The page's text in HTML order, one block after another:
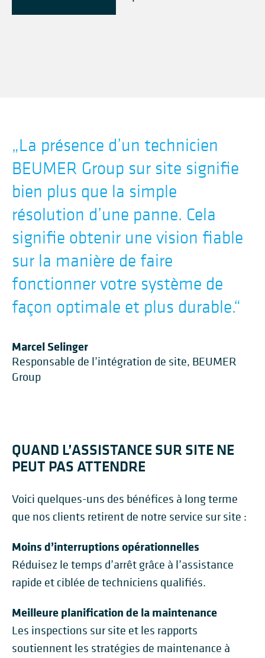
„La présence d’un technicien
BEUMER Group sur site signifie
bien plus que la simple
résolution d’une panne. Cela
signifie obtenir une vision fiable
sur la manière de faire
fonctionner votre système de
façon optimale et plus durable.“
Marcel Selinger
Responsable de l’intégration de site, BEUMER
Group
QUAND L’ASSISTANCE SUR SITE NE
PEUT PAS ATTENDRE
Voici quelques-uns des bénéfices à long terme
que nos clients retirent de notre service sur site :
Moins d’interruptions opérationnelles
Réduisez le temps d’arrêt grâce à l’assistance
rapide et ciblée de techniciens qualifiés.
Meilleure planification de la maintenance
Les inspections sur site et les rapports
soutiennent les stratégies de maintenance à